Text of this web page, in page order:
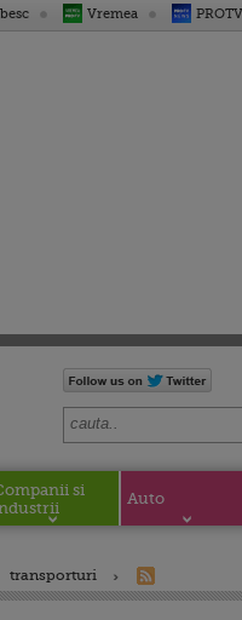
Vremea
si
Auto
transporturi